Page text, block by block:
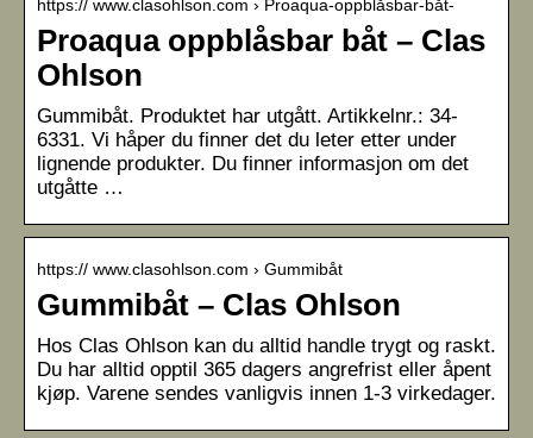
https:// www.clasohlson.com › Proaqua-oppblåsbar-båt-
Proaqua oppblåsbar båt – Clas
Ohlson
Gummibåt. Produktet har utgått. Artikkelnr.: 34-
6331. Vi håper du finner det du leter etter under
lignende produkter. Du finner informasjon om det
utgåtte …
https:// www.clasohlson.com › Gummibåt
Gummibåt – Clas Ohlson
Hos Clas Ohlson kan du alltid handle trygt og raskt.
Du har alltid opptil 365 dagers angrefrist eller åpent
kjøp. Varene sendes vanligvis innen 1-3 virkedager.